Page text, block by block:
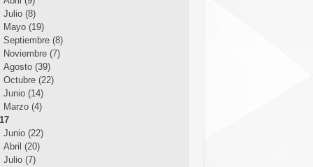
Julio (8)
Mayo (19)
Septiembre (8)
Noviembre (7)
Agosto (39)
Octubre (22)
Junio (14)
Marzo (4)
Junio (22)
Abril (20)
Julio (7)